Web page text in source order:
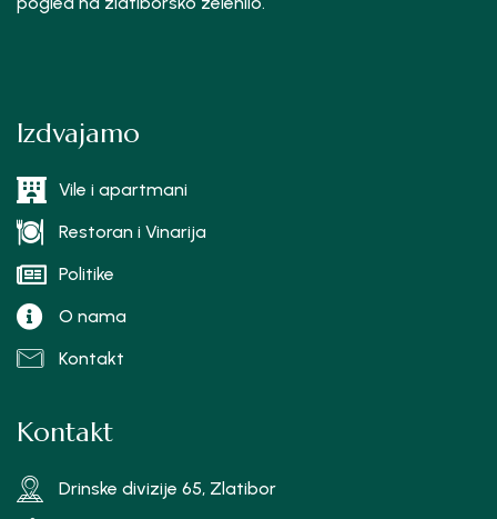
Izdvajamo
Vile i apartmani
Restoran i Vinarija
Politike
O nama
Kontakt
Kontakt
Drinske divizije 65, Zlatibor